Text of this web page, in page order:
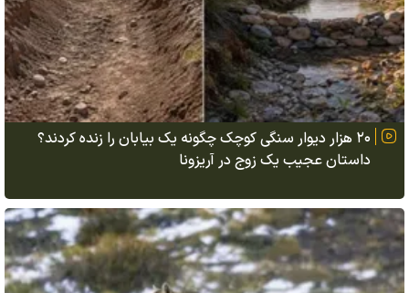
۲۰ هزار دیوار سنگی کوچک چگونه یک بیابان را زنده کردند؟
داستان عجیب یک زوج در آریزونا